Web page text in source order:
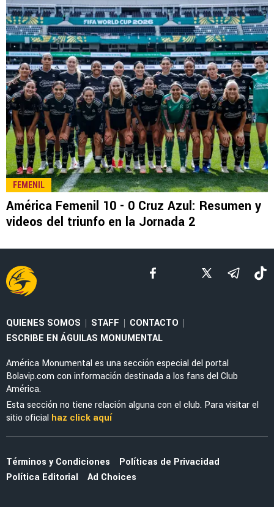
LEE TAMBIÉN
FEMENIL
Priscila da Silva firma doblete con América
Femenil y reacciona al Estadio Banorte